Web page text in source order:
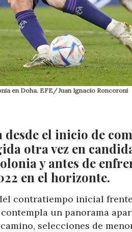
en Doha. EFE/ Juan Ignacio Roncoroni
el inicio de
otra vez en
y antes de
en el horizonte.
contratiempo inicial
un panorama
selecciones de